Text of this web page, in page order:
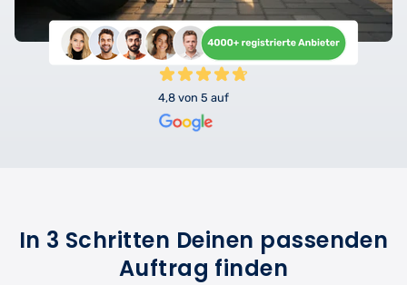
4,8 von 5 auf
In 3 Schritten Deinen passenden
Auftrag finden